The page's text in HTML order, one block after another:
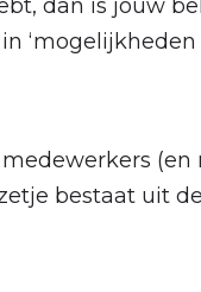
dan is jouw
‘mogelijkheden
(en
bestaat uit